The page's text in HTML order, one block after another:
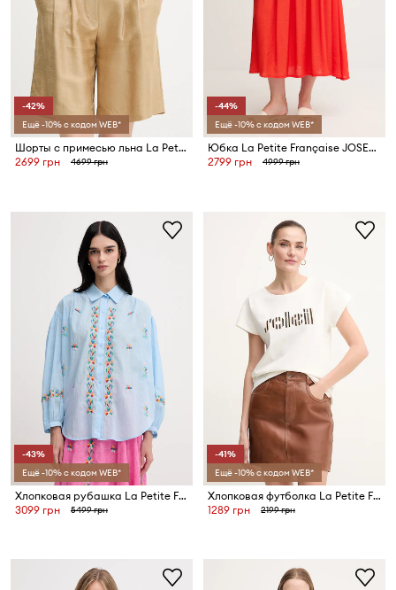
-42%
Ещё -10% с кодом WEB*
Шорты с примесью льна La Petite Française SAVOUREUX
2699 грн
4699 грн
-44%
Ещё -10% с кодом WEB*
Юбка La Petite Française JOSETTE
2799 грн
4999 грн
-43%
Ещё -10% с кодом WEB*
Хлопковая рубашка La Petite Française CHEN
3099 грн
5499 грн
-41%
Ещё -10% с кодом WEB*
Хлопковая футболка La Petite Française TYFANY
1289 грн
2199 грн